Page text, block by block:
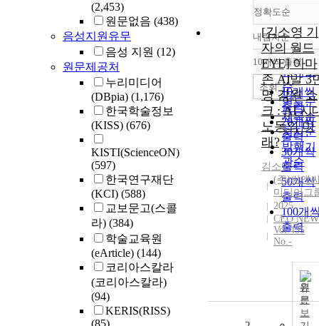
(2,453)
원문없음 (438)
음성지원유무
음성 지원 (12)
원문제공처
누리미디어
(DBpia) (1,176)
한국학술정보
(KISS) (676)
KISTI(ScienceON)
(597)
한국연구재단
(KCI) (588)
교보문고(스콜
라) (384)
학술교육원
(eArticle) (144)
코리아스칼라
(코리아스칼라)
(94)
KERIS(RISS)
정확도순
정확도
순
인기도
순
연도순
제목순
저자순
발행기
관순
내림차순
내림차
10개씩 출력
10개씩
출력
20개씩
출력
30개씩
출력
50개씩
출력
100개
출력
조회
[김소영 기
자의 월드
EYE] 아마
존 AI발 3
명 감원 쇼
크 : AI 시
노동의 미
래?
김소영
(주)씨앤
미디어그
2025
CEO
Vol.435
No.-
원
문
보